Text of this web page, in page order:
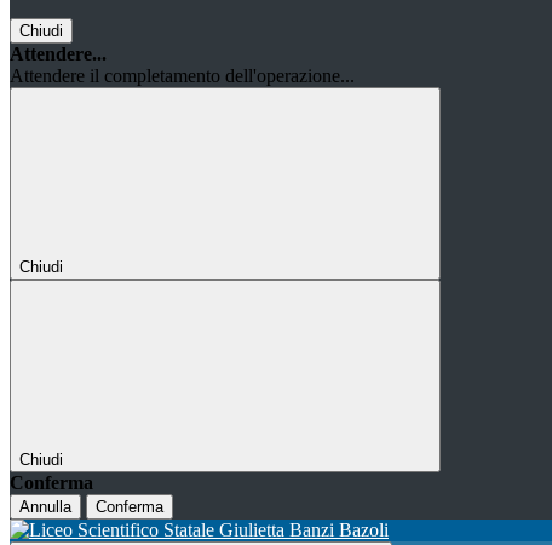
Chiudi
Attendere...
Attendere il completamento dell'operazione...
Chiudi
Chiudi
Conferma
Annulla Conferma